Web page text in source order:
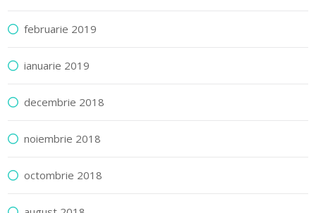
februarie 2019
ianuarie 2019
decembrie 2018
noiembrie 2018
octombrie 2018